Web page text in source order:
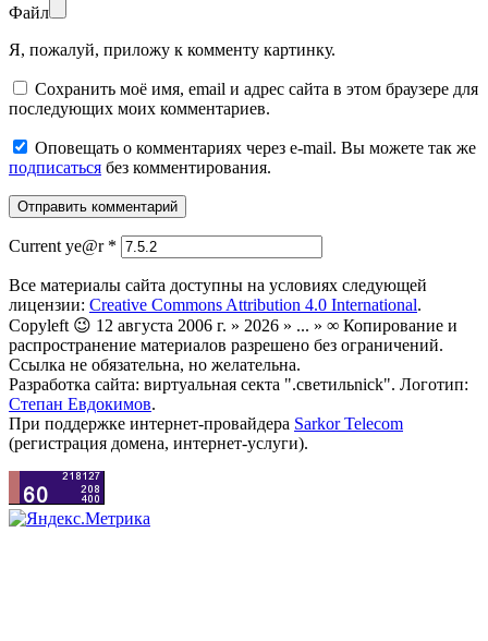
Файл
Я, пожалуй, приложу к комменту картинку.
Сохранить моё имя, email и адрес сайта в этом браузере для
последующих моих комментариев.
Оповещать о комментариях через e-mail. Вы можете так же
подписаться без комментирования.
Current ye@r *
Все материалы сайта доступны на условиях следующей
лицензии: Creative Commons Attribution 4.0 International.
Copyleft 😉 12 августа 2006 г. » 2026 » ... » ∞ Копирование и
распространение материалов разрешено без ограничений.
Ссылка не обязательна, но желательна.
Разработка сайта: виртуальная секта ".светильnick". Логотип:
Степан Евдокимов.
При поддержке интернет-провайдера Sarkor Telecom
(регистрация домена, интернет-услуги).